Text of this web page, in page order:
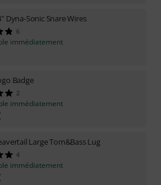
Dyna-Sonic Snare Wires
6
immédiatement
Badge
2
immédiatement
Large Tom&Bass Lug
4
immédiatement